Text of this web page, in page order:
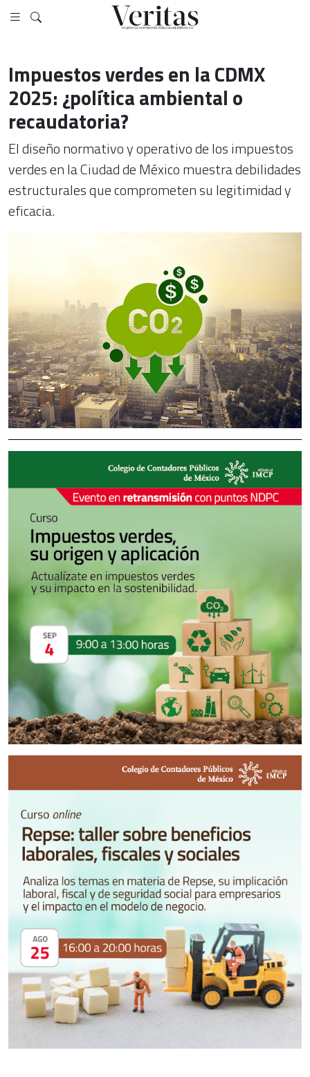
Impuestos verdes en la CDMX
2025: ¿política ambiental o
recaudatoria?
El diseño normativo y operativo de los impuestos
verdes en la Ciudad de México muestra debilidades
estructurales que comprometen su legitimidad y
eficacia.